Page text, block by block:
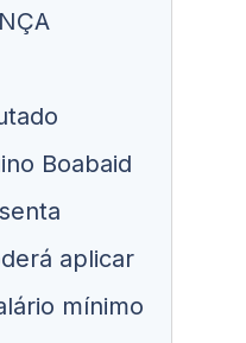
Boabaid
aplicar
mínimo